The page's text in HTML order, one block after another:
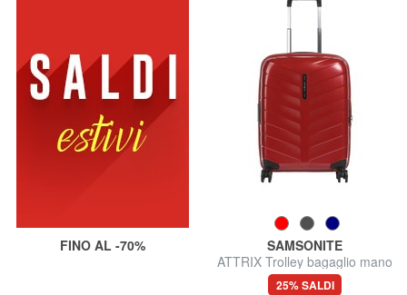
FINO AL -70%
SAMSONITE
ATTRIX Trolley bagaglio mano
espandibile
25% SALDI